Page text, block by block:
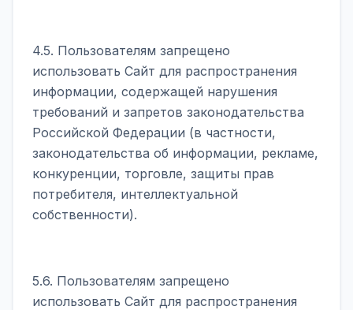
4.5. Пользователям запрещено
использовать Сайт для распространения
информации, содержащей нарушения
требований и запретов законодательства
Российской Федерации (в частности,
законодательства об информации, рекламе,
конкуренции, торговле, защиты прав
потребителя, интеллектуальной
собственности).
5.6. Пользователям запрещено
использовать Сайт для распространения